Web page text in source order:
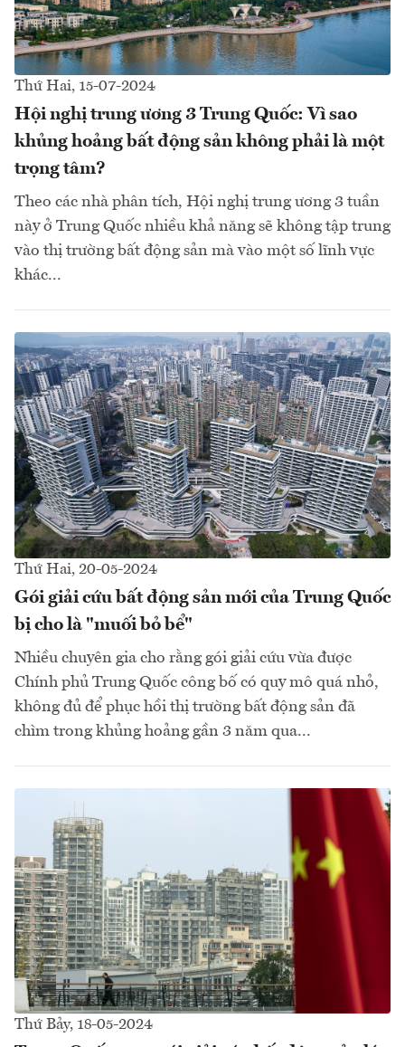
Thứ Hai, 15-07-2024
Hội nghị trung ương 3 Trung Quốc: Vì sao
khủng hoảng bất động sản không phải là một
trọng tâm?
Theo các nhà phân tích, Hội nghị trung ương 3 tuần
này ở Trung Quốc nhiều khả năng sẽ không tập trung
vào thị trường bất động sản mà vào một số lĩnh vực
khác...
Thứ Hai, 20-05-2024
Gói giải cứu bất động sản mới của Trung Quốc
bị cho là "muối bỏ bể"
Nhiều chuyên gia cho rằng gói giải cứu vừa được
Chính phủ Trung Quốc công bố có quy mô quá nhỏ,
không đủ để phục hồi thị trường bất động sản đã
chìm trong khủng hoảng gần 3 năm qua...
Thứ Bảy, 18-05-2024